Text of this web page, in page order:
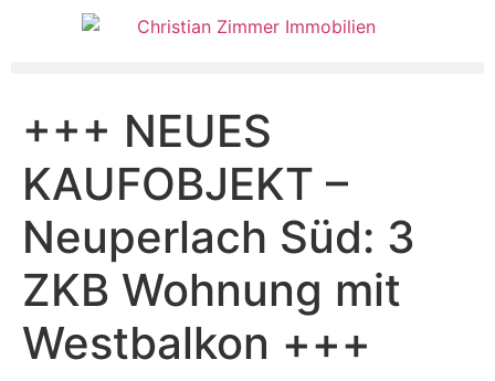
+++ NEUES
KAUFOBJEKT –
Neuperlach Süd: 3
ZKB Wohnung mit
Westbalkon +++